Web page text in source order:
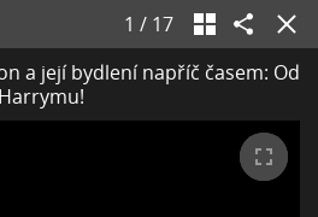
1 / 17
a její bydlení napříč časem: Od